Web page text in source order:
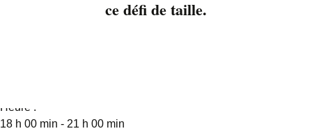
Heure :
18 h 00 min - 21 h 00 min
ce défi de taille.